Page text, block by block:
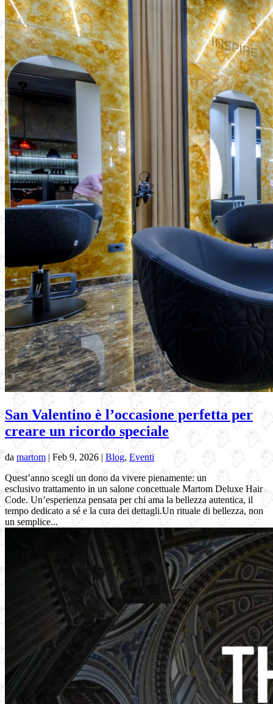
San Valentino è l’occasione perfetta per
creare un ricordo speciale
da martom | Feb 9, 2026 | Blog, Eventi
Quest’anno scegli un dono da vivere pienamente: un
esclusivo trattamento in un salone concettuale Martom Deluxe Hair
Code. Un’esperienza pensata per chi ama la bellezza autentica, il
tempo dedicato a sé e la cura dei dettagli.Un rituale di bellezza, non
un semplice...